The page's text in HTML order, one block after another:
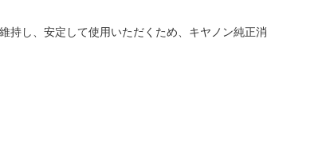
持し、安定して使用いただくため、キヤノン純正消